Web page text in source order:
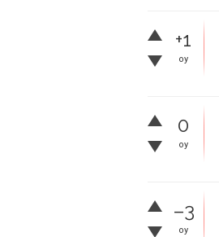
+1
oy
0
oy
–3
oy